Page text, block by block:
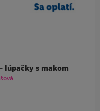
lúpačky s makom